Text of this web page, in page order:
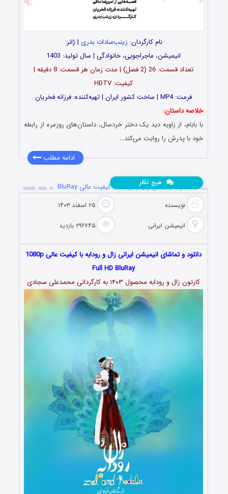
نام کارگردان: زینب‌سادات بدری | ژانر:
انیمیشن، ماجراجویی، خانوادگی | سال تولید: 1403
تعداد قسمت‌: 26 (2 فصل) | مدت زمان هر قسمت: 8 دقیقه |
کیفیت: HDTV
فرمت: MP4 | ساخت کشور ایران | تهیه‌کننده: فرزانه فخریان
خلاصه داستان:
با بابام، از زاویه دید یک دختر خردسال، داستان‌های روزمره از رابطه
خود با پدرش را روایت می‌کند…
ادامه مطلب
دانلود انیمیشن زال و رودابه با کیفیت عالی BluRay
نویسنده ۲۵ اسفند ۱۴۰۳
انیمیشن ایرانی ۲۹۶۷۴۵ بازدید
هیچ نظر
دانلود و تماشای انیمیشن ایرانی زال و رودابه با کیفیت عالی 1080p
Full HD BluRay
کارتون زال و رودابه محصول ۱۴۰۳ به کارگردانی محمدعلی سجادی